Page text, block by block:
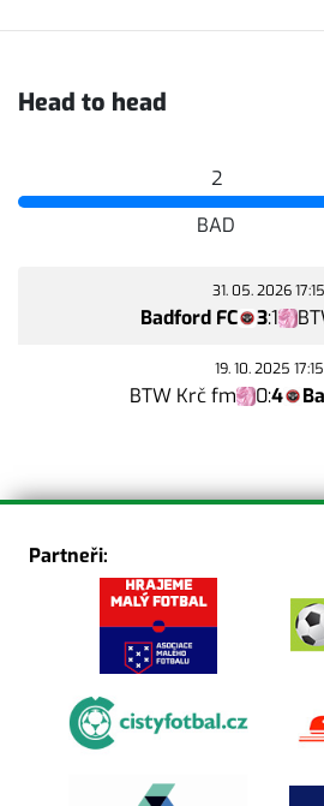
Head to head
2
BAD
31. 05. 2026 17:15
Badford FC 3:1
19. 10. 2025 17:15
BTW Krč fm 0:4
Partneři: